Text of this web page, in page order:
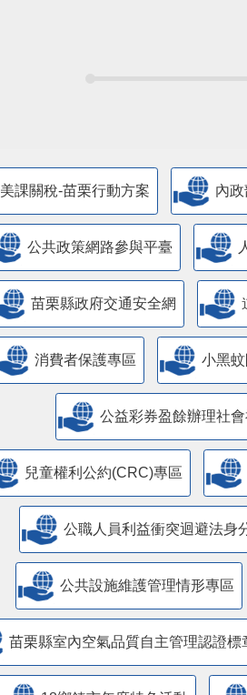
美課關稅-苗栗行動方案 內政
公共政策網路參與平臺
苗栗縣政府交通安全網
消費者保護專區 小黑
公益彩券盈餘辦理社
兒童權利公約(CRC)專區
公職人員利益衝突迴避法身
​公共設施維護管理情形專區
苗栗縣室內空氣品質自主管理認證標